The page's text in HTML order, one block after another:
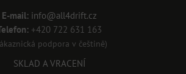
E-mail: info@all4drift.cz
+420 722 631 163
podpora v češtině)
SKLAD A VRACENÍ